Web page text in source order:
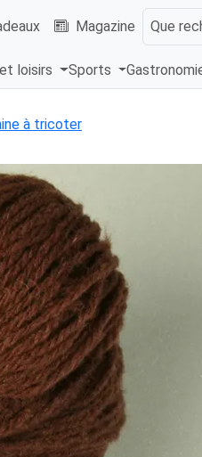
Magazine Que
loisirs Sports
à tricoter